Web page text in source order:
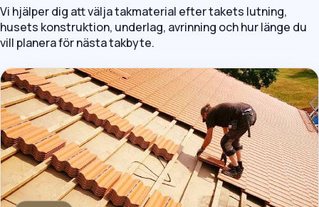
Vi hjälper dig att välja takmaterial efter takets lutning,
husets konstruktion, underlag, avrinning och hur länge du
vill planera för nästa takbyte.